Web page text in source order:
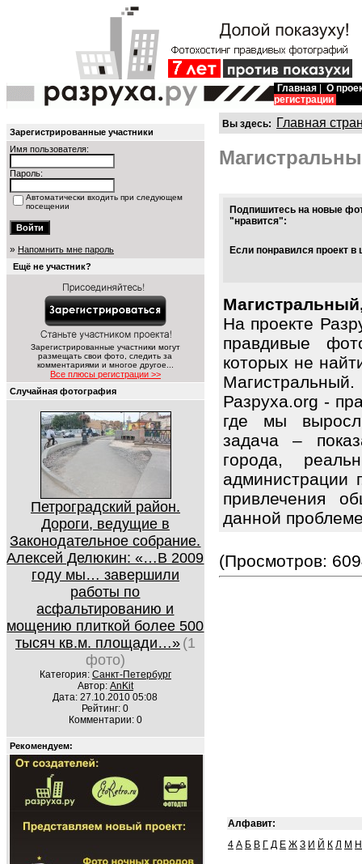
Главная
О
регистрации
Зарегистрированные участники
Имя пользователя:
Пароль:
Автоматически входить при следующем
посещении
» Напомнить мне пароль
Ещё не участник?
Зарегистрированные участники могут
размещать свои фото, следить за
комментариями и многое другое...
Все плюсы регистрации >>
Случайная фотография
Петроградский район.
Дороги, ведущие в
Законодательное собрание.
Алексей Делюкин: «…В 2009
году мы… завершили
работы по
асфальтированию и
мощению плиткой более 500
тысяч кв.м. площади…» (1
фото)
Категория: Санкт-Петербург
Автор: AnKit
Дата: 27.10.2010 05:08
Рейтинг: 0
Комментарии: 0
Рекомендуем:
Вы здесь: Главная
Подпишитесь на новые
"нравится":
Если понравился проект
На проекте
правдивые
которых не
Магистральный.
Разруха.org -
где мы
задача –
города,
администрации
привлечения
данной
(Просмотров:
Алфавит:
4 А Б В Г Д Е Ж З И Й К Л М Н